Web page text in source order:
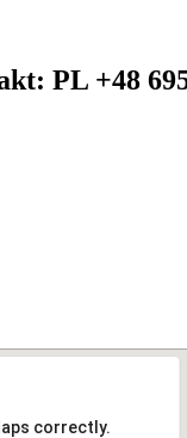
PL +48
correctly.